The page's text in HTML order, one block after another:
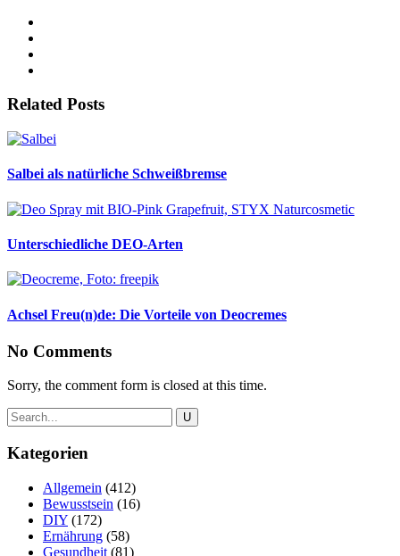
Related Posts
Salbei als natürliche Schweißbremse
Unterschiedliche DEO-Arten
Achsel Freu(n)de: Die Vorteile von Deocremes
No Comments
Sorry, the comment form is closed at this time.
Kategorien
Allgemein (412)
Bewusstsein (16)
DIY (172)
Ernährung (58)
Gesundheit (81)